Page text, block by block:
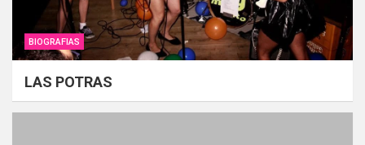
BIOGRAFIAS
LAS POTRAS